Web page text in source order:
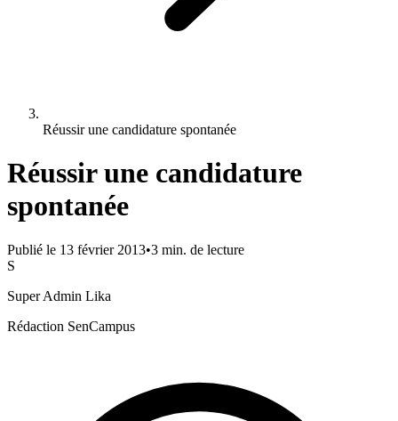
Réussir une candidature spontanée
Réussir une candidature
spontanée
Publié le 13 février 2013•3 min. de lecture
S
Super Admin Lika
Rédaction SenCampus